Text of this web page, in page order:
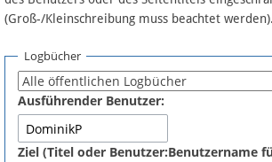
Fördermitglied werden
Fehler melden
(Groß-/Kleinschreibung muss beachtet werden).
Logbücher
Ausführender Benutzer:
Ziel (Titel oder Benutzer:Benutzername